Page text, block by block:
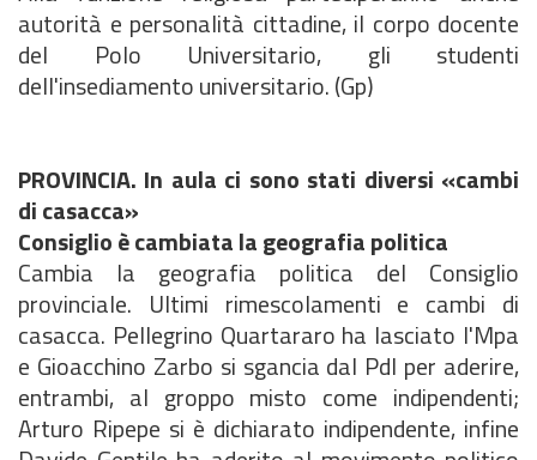
autorità e personalità cittadine, il corpo docente
del Polo Universitario, gli studenti
dell'insediamento universitario. (Gp)
PROVINCIA. In aula ci sono stati diversi «cambi
di casacca»
Consiglio è cambiata la geografia politica
Cambia la geografia politica del Consiglio
provinciale. Ultimi rimescolamenti e cambi di
casacca. Pellegrino Quartararo ha lasciato l'Mpa
e Gioacchino Zarbo si sgancia dal Pdl per aderire,
entrambi, al groppo misto come indipendenti;
Arturo Ripepe si è dichiarato indipendente, infine